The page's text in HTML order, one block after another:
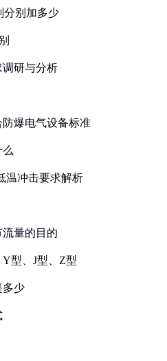
分别加多少
研与分析
爆电气设备标准
温冲击要求解析
量的目的
型、J型、Z型
多少